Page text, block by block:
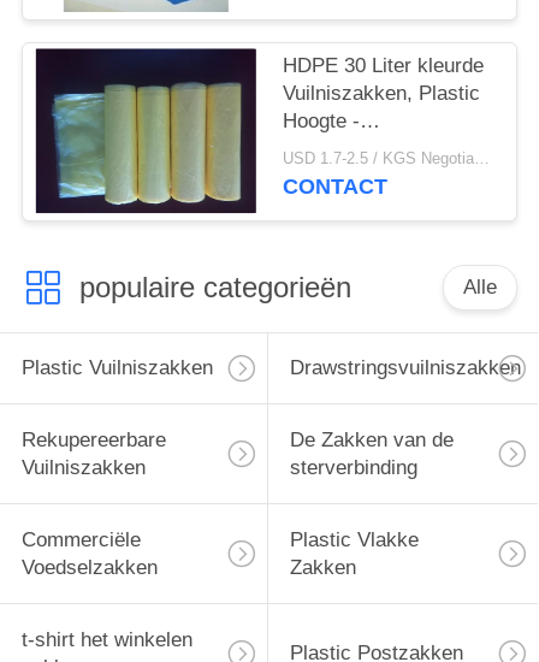
HDPE 30 Liter kleurde
Vuilniszakken, Plastic
Hoogte -
dichtheidsvuilniszakken
450 * 500mm
USD 1.7-2.5 / KGS Negotiable MOQ:1000KGS
CONTACT
populaire categorieën Alle
Plastic Vuilniszakken Drawstringsvuilniszakken
Rekupereerbare
Vuilniszakken
De Zakken van de
sterverbinding
Commerciële
Voedselzakken
Plastic Vlakke
Zakken
t-shirt het winkelen
Plastic Postzakken